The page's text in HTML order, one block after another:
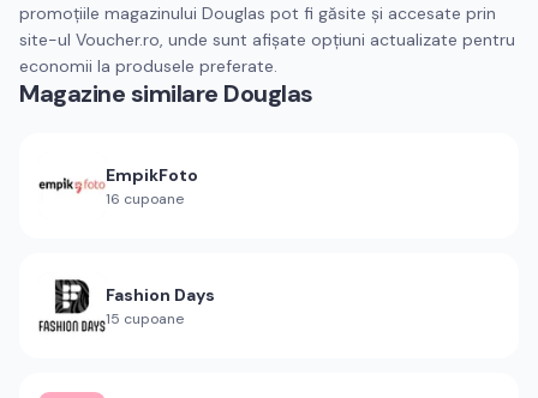
promoțiile magazinului Douglas pot fi găsite și accesate prin
site-ul Voucher.ro, unde sunt afișate opțiuni actualizate pentru
economii la produsele preferate.
Magazine similare Douglas
EmpikFoto
16 cupoane
Fashion Days
15 cupoane